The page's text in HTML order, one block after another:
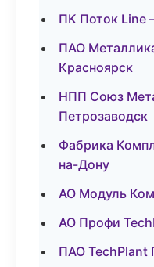
ПК Поток Line
ПАО
Красноярск
НПП Союз
Петрозаводск
Фабрика
на-Дону
АО Модуль
АО Профи
ПАО TechPlant